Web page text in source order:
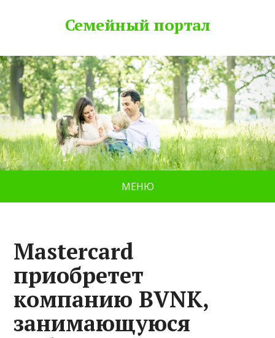
Семейный портал
МЕНЮ
Mastercard
приобретет
компанию BVNK,
занимающуюся